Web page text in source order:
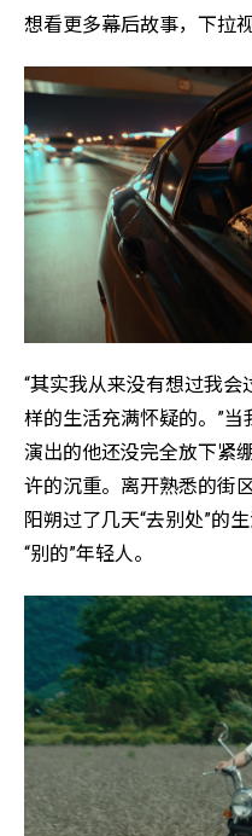
想看更多幕后故事，下拉
“其实我从来没有想过我
样的生活充满怀疑的。”
演出的他还没完全放下紧
许的沉重。离开熟悉的街
阳朔过了几天“去别处”的
“别的”年轻人。